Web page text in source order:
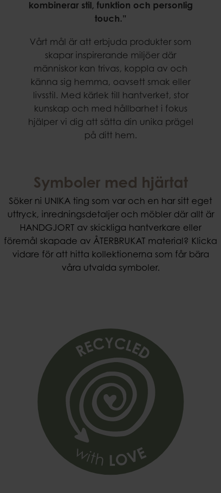
kombinerar stil, funktion och personlig
touch.”
Vårt mål är att erbjuda produkter som
skapar inspirerande miljöer där
människor kan trivas, koppla av och
känna sig hemma, oavsett smak eller
livsstil. Med kärlek till hantverket, stor
kunskap och med hållbarhet i fokus
hjälper vi dig att sätta din unika prägel
på ditt hem.
Symboler med hjärtat
Söker ni UNIKA ting som var och en har sitt eget
uttryck, inredningsdetaljer och möbler där allt är
HANDGJORT av skickliga hantverkare eller
föremål skapade av ÅTERBRUKAT material? Klicka
vidare för att hitta kollektionerna som får bära
våra utvalda symboler.